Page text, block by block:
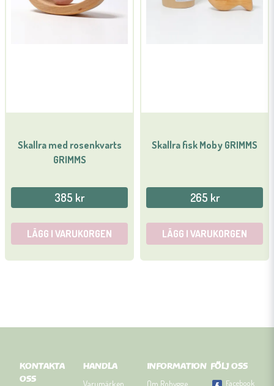
Skallra med rosenkvarts
GRIMMS
385 kr
LÄGG I VARUKORGEN
Skallra fisk Moby GRIMMS
265 kr
LÄGG I VARUKORGEN
KONTAKTA
OSS
HANDLA
Varumärken
INFORMATION
Om Robygge
FÖLJ OSS
Facebook